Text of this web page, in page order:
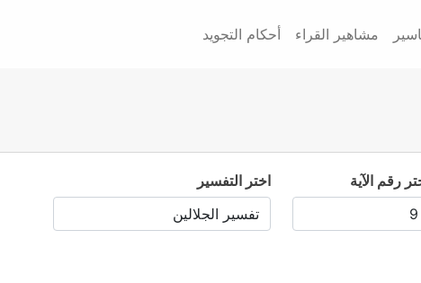
مشاهير القراء أحكام التجويد
رقم الآية اختر التفسير